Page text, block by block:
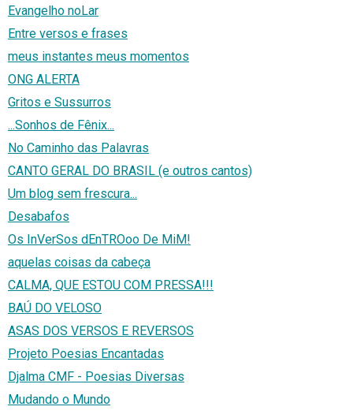
Evangelho noLar
Entre versos e frases
meus instantes meus momentos
ONG ALERTA
Gritos e Sussurros
...Sonhos de Fênix...
No Caminho das Palavras
CANTO GERAL DO BRASIL (e outros cantos)
Um blog sem frescura...
Desabafos
Os InVerSos dEnTROoo De MiM!
aquelas coisas da cabeça
CALMA, QUE ESTOU COM PRESSA!!!
BAÚ DO VELOSO
ASAS DOS VERSOS E REVERSOS
Projeto Poesias Encantadas
Djalma CMF - Poesias Diversas
Mudando o Mundo